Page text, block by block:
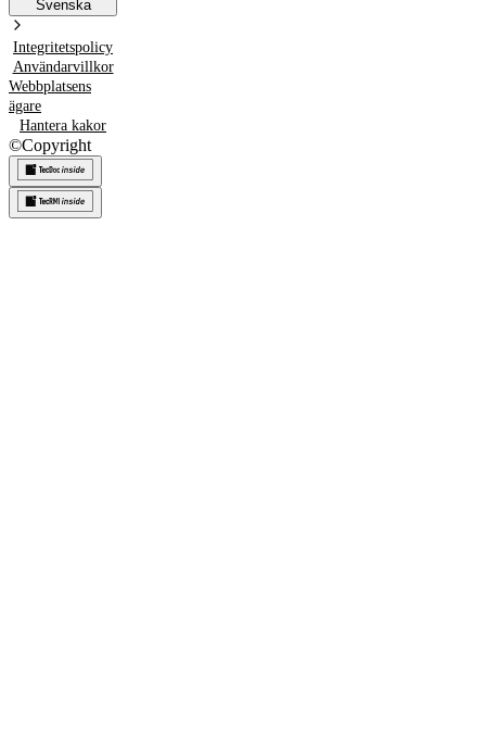
Svenska
Integritetspolicy
Användarvillkor
Webbplatsens
ägare
Hantera kakor
©Copyright